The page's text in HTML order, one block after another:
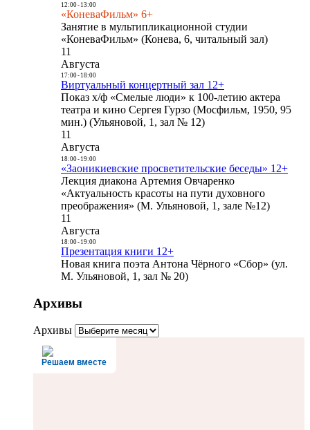
12:00- 13:00
«КоневаФильм» 6+
Занятие в мультипликационной студии
«КоневаФильм» (Конева, 6, читальный зал)
11
Августа
17:00- 18:00
Виртуальный концертный зал 12+
Показ х/ф «Смелые люди» к 100-летию актера
театра и кино Сергея Гурзо (Мосфильм, 1950, 95
мин.) (Ульяновой, 1, зал № 12)
11
Августа
18:00- 19:00
«Заоникиевские просветительские беседы» 12+
Лекция диакона Артемия Овчаренко
«Актуальность красоты на пути духовного
преображения» (М. Ульяновой, 1, зале №12)
11
Августа
18:00- 19:00
Презентация книги 12+
Новая книга поэта Антона Чёрного «Сбор» (ул.
М. Ульяновой, 1, зал № 20)
Архивы
Архивы
Решаем вместе